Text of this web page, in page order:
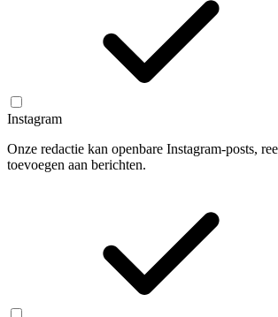
Instagram
Onze redactie kan openbare Instagram-posts,
toevoegen aan berichten.